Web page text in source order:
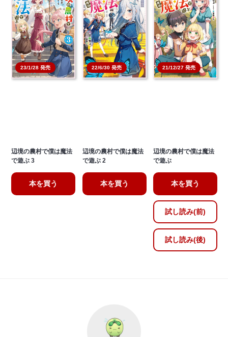
23/1/28 発売
辺境の農村で僕は魔法
で遊ぶ 3
本を買う
22/6/30 発売
辺境の農村で僕は魔法
で遊ぶ 2
本を買う
21/12/27 発売
辺境の農村で僕は魔法
で遊ぶ
本を買う
試し読み(前)
試し読み(後)